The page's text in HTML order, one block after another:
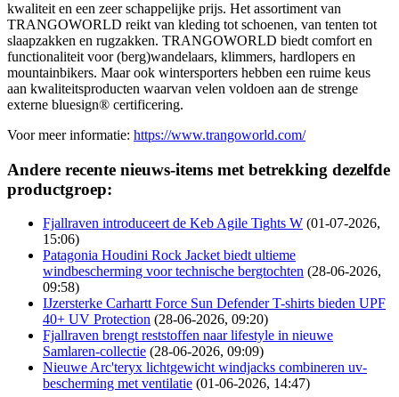
kwaliteit en een zeer schappelijke prijs. Het assortiment van
TRANGOWORLD reikt van kleding tot schoenen, van tenten tot
slaapzakken en rugzakken. TRANGOWORLD biedt comfort en
functionaliteit voor (berg)wandelaars, klimmers, hardlopers en
mountainbikers. Maar ook wintersporters hebben een ruime keus
aan kwaliteitsproducten waarvan velen voldoen aan de strenge
externe bluesign® certificering.
Voor meer informatie: https://www.trangoworld.com/
Andere recente nieuws-items met betrekking dezelfde
productgroep:
Fjallraven introduceert de Keb Agile Tights W (01-07-2026,
15:06)
Patagonia Houdini Rock Jacket biedt ultieme
windbescherming voor technische bergtochten (28-06-2026,
09:58)
IJzersterke Carhartt Force Sun Defender T-shirts bieden UPF
40+ UV Protection (28-06-2026, 09:20)
Fjallraven brengt reststoffen naar lifestyle in nieuwe
Samlaren-collectie (28-06-2026, 09:09)
Nieuwe Arc'teryx lichtgewicht windjacks combineren uv-
bescherming met ventilatie (01-06-2026, 14:47)